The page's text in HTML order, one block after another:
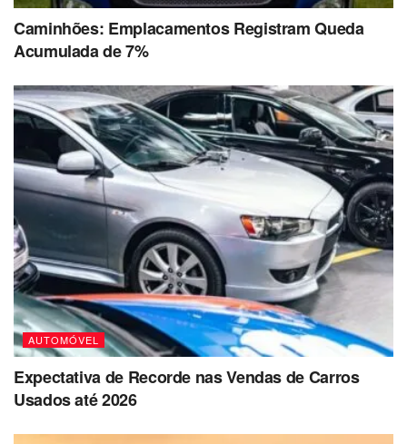
Caminhões: Emplacamentos Registram Queda
Acumulada de 7%
AUTOMÓVEL
Expectativa de Recorde nas Vendas de Carros
Usados até 2026